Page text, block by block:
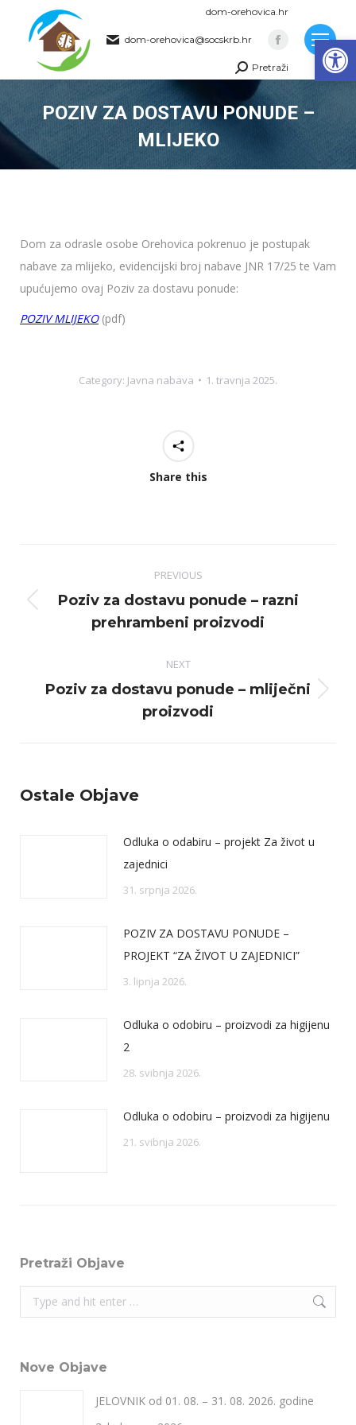
dom-orehovica.hr
dom-orehovica@socskrb.hr
Facebook
page
opens
in
Search:Pretraži
POZIV ZA DOSTAVU PONUDE –
MLIJEKO
You are here:
Dom za odrasle osobe Orehovica pokrenuo je postupak
nabave za mlijeko, evidencijski broj nabave JNR 17/25 te Vam
upućujemo ovaj Poziv za dostavu ponude:
POZIV MLIJEKO(pdf)
Category: Javna nabava 1. travnja 2025.
Share this
navigation
PREVIOUS
Previous
post:
Poziv za dostavu ponude – razni
prehrambeni proizvodi
NEXT
Next
post:
Poziv za dostavu ponude – mliječni
proizvodi
Ostale Objave
Odluka o odabiru – projekt Za život u
zajednici
31. srpnja 2026.
POZIV ZA DOSTAVU PONUDE –
PROJEKT “ZA ŽIVOT U ZAJEDNICI”
3. lipnja 2026.
Odluka o odobiru – proizvodi za higijenu
2
28. svibnja 2026.
Odluka o odobiru – proizvodi za higijenu
21. svibnja 2026.
Pretraži Objave
Search:
Nove Objave
JELOVNIK od 01. 08. – 31. 08. 2026. godine